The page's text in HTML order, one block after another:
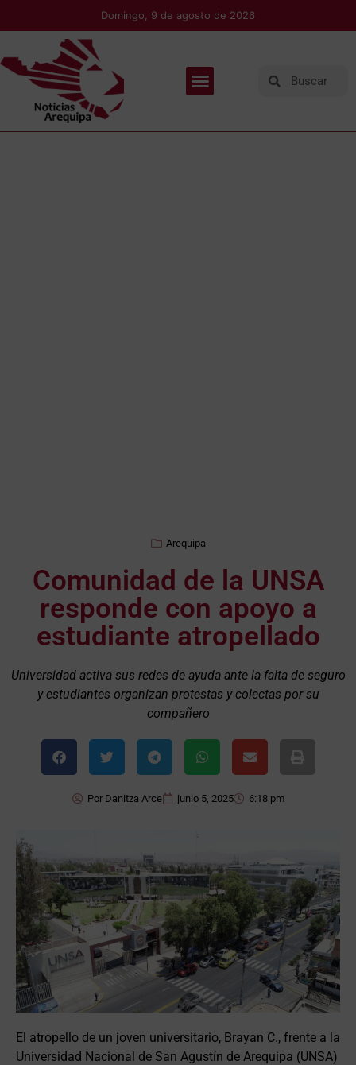
Domingo, 9 de agosto de 2026
Arequipa
Comunidad de la UNSA
responde con apoyo a
estudiante atropellado
Universidad activa sus redes de ayuda ante la falta de seguro
y estudiantes organizan protestas y colectas por su
compañero
PorDanitza Arce junio 5, 2025 6:18 pm
El atropello de un joven universitario, Brayan C., frente a la
Universidad Nacional de San Agustín de Arequipa (UNSA)